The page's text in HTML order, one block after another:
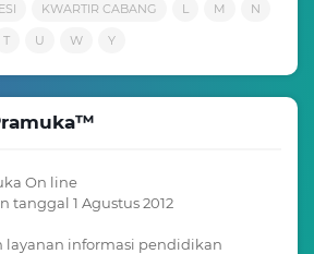
KWARTIR CABANG L M N
T U W Y
On line
tanggal 1 Agustus 2012
layanan informasi pendidikan